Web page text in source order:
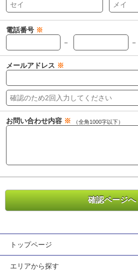
電話番号 ※
－
－
メールアドレス ※
お問い合わせ内容 ※ （全角1000字以下）
トップページ
エリアから探す